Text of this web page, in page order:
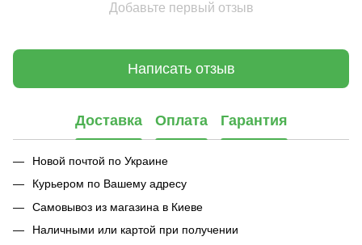
Добавьте первый отзыв
Написать отзыв
Доставка Оплата Гарантия
Новой почтой по Украине
Курьером по Вашему адресу
Самовывоз из магазина в Киеве
Наличными или картой при получении